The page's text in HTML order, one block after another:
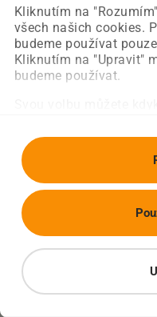
Kliknutím na
všech našich cookies.
budeme používat
Kliknutím na "Upravit"
budeme používat.
Obnovit stránku